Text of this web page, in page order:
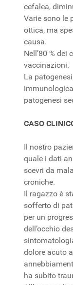
cefalea,
Varie sono le
ottica, ma
causa.
Nell’80 %
vaccinazioni.
La
patogenesi
CASO
Il nostro
quale i dati
scevri da
croniche.
Il ragazzo è
sofferto di
per un
dell’occhio
dolore acuto
ha subito